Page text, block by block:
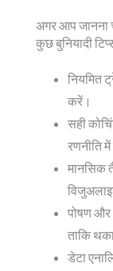
अगर आप जानना
कुछ बुनियादी
नियमित
करें।
सही
रणनीति
मानसिक
पोषण और
ताकि
डेटा